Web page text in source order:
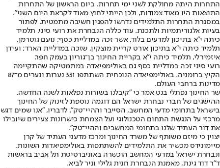
התחרות היתה מחולקת לשני ימי תחרות. ביום הראשון של התחרות
התוצאות היו מאוד צמודות, ולכן הייתי לחוץ מאוד לקראת היום השני".
במסגרת התחרות התלמידים נדרשו להפגין חשיבה מתמטית, לפתור
בעיות אלגוריתמיות ולתכנת. עוד כללה הנבחרת את רועי סיני, תלמיד
כיתה י"א בתיכון למדעים בלוד, אשר זכה במדליית כסף; נועם גוטרמן,
תלמיד כיתה י"א בתיכון אורט קריית מוצקין, שזכה במדליית הארד; ועידן
איזמירלי, תלמיד כיתה י"א בקריית החינוך בן־גוריון בעמק חפר.
רועי סיני זכה במדליית כסף גם באולימפיאדה במתמטיקה שהתקיימה
הקיץ ברומניה. באולימפיאדה הנוכחית השתתפו 331 נערות ונערים מ־87
מדינות ברחבי העולם.
שר החינוך נפתלי בנט אמר כי "קיבלנו בשורות נפלאות לשנה החדשה.
ההישגים של חברי נבחרת ישראל הם דוגמה נוספת לזינוק של החינוך
בישראל בתחומי מדעי המחשב, הסייבר וההיי־טק". לדבריו, "אנו שמים דגש
מרכזי על הנגשת התחום הטכנולוגי ועל הצמחת כישרונות צעירים שיובילו
את דור העתיד שלנו בתחומי המחשבים וההיי־טק".
יצוין כי מיזם משותף של משרד החינוך ומרכז מדעני העתיד של קרן
מיימונידס מכשיר את התלמידים להשתתפות באולימפיאדות השונות,
ונבחרת ישראל במדעי המחשב הוכשרה באוניברסיטת תל אביב בראשות
ד"ר דוד גינת, מאמנת הנבחרת חנית גלילי וניר לביא.